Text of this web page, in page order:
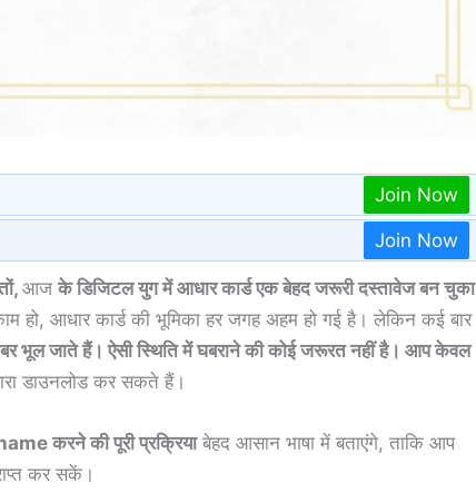
Join Now
Join Now
आज के डिजिटल युग में आधार कार्ड एक बेहद जरूरी दस्तावेज बन चुका
हो, आधार कार्ड की भूमिका हर जगह अहम हो गई है। लेकिन कई बार
भूल जाते हैं। ऐसी स्थिति में घबराने की कोई जरूरत नहीं है। आप केवल
डाउनलोड कर सकते हैं।
करने की पूरी प्रक्रियाबेहद आसान भाषा में बताएंगे, ताकि आप
कर सकें।